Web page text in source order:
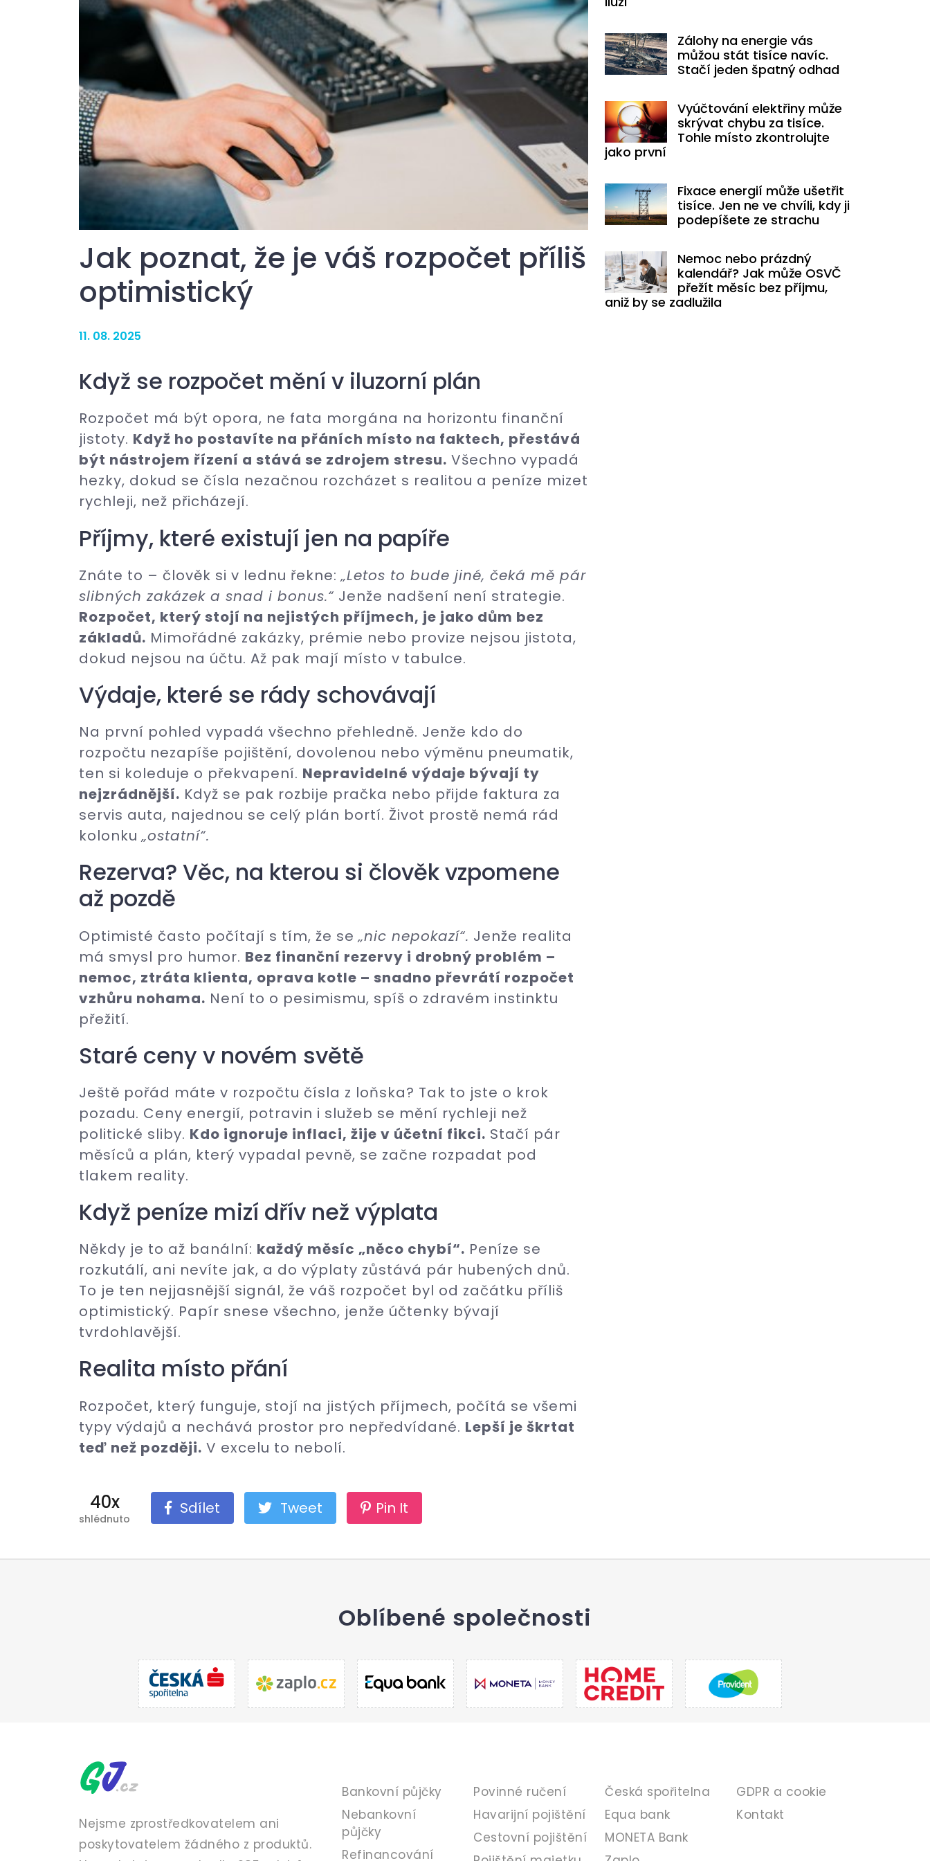
Jak poznat, že je váš rozpočet příliš
optimistický
11. 08. 2025
Když se rozpočet mění v iluzorní plán
Rozpočet má být opora, ne fata morgána na horizontu finanční
jistoty. Když ho postavíte na přáních místo na faktech, přestává
být nástrojem řízení a stává se zdrojem stresu. Všechno vypadá
hezky, dokud se čísla nezačnou rozcházet s realitou a peníze mizet
rychleji, než přicházejí.
Příjmy, které existují jen na papíře
Znáte to – člověk si v lednu řekne:„Letos to bude jiné, čeká mě pár
slibných zakázek a snad i bonus.“ Jenže nadšení není strategie.
Rozpočet, který stojí na nejistých příjmech, je jako dům bez
základů. Mimořádné zakázky, prémie nebo provize nejsou jistota,
dokud nejsou na účtu. Až pak mají místo v tabulce.
Výdaje, které se rády schovávají
Na první pohled vypadá všechno přehledně. Jenže kdo do
rozpočtu nezapíše pojištění, dovolenou nebo výměnu pneumatik,
ten si koleduje o překvapení. Nepravidelné výdaje bývají ty
nejzrádnější. Když se pak rozbije pračka nebo přijde faktura za
servis auta, najednou se celý plán bortí. Život prostě nemá rád
kolonku„ostatní“.
Rezerva? Věc, na kterou si člověk vzpomene
až pozdě
Optimisté často počítají s tím, že se„nic nepokazí“. Jenže realita
má smysl pro humor. Bez finanční rezervy i drobný problém –
nemoc, ztráta klienta, oprava kotle – snadno převrátí rozpočet
vzhůru nohama. Není to o pesimismu, spíš o zdravém instinktu
přežití.
Staré ceny v novém světě
Ještě pořád máte v rozpočtu čísla z loňska? Tak to jste o krok
pozadu. Ceny energií, potravin i služeb se mění rychleji než
politické sliby. Kdo ignoruje inflaci, žije v účetní fikci. Stačí pár
měsíců a plán, který vypadal pevně, se začne rozpadat pod
tlakem reality.
Když peníze mizí dřív než výplata
Někdy je to až banální: každý měsíc „něco chybí“. Peníze se
rozkutálí, ani nevíte jak, a do výplaty zůstává pár hubených dnů.
To je ten nejjasnější signál, že váš rozpočet byl od začátku příliš
optimistický. Papír snese všechno, jenže účtenky bývají
tvrdohlavější.
Realita místo přání
Rozpočet, který funguje, stojí na jistých příjmech, počítá se všemi
typy výdajů a nechává prostor pro nepředvídané. Lepší je škrtat
teď než později. V excelu to nebolí.
40x
shlédnuto
Sdílet Tweet Pin It
Zálohy na energie vás
můžou stát tisíce navíc.
Stačí jeden špatný odhad
Vyúčtování elektřiny může
skrývat chybu za tisíce.
Tohle místo zkontrolujte
jako první
Fixace energií může ušetřit
tisíce. Jen ne ve chvíli, kdy ji
podepíšete ze strachu
Nemoc nebo prázdný
kalendář? Jak může OSVČ
přežít měsíc bez příjmu,
aniž by se zadlužila
Oblíbené společnosti
Nejsme zprostředkovatelem ani
poskytovatelem žádného z produktů.
Bankovní půjčky
Nebankovní
půjčky
Refinancování
Povinné ručení
Havarijní pojištění
Cestovní pojištění
Česká spořitelna
Equa bank
MONETA Bank
GDPR a cookie
Kontakt